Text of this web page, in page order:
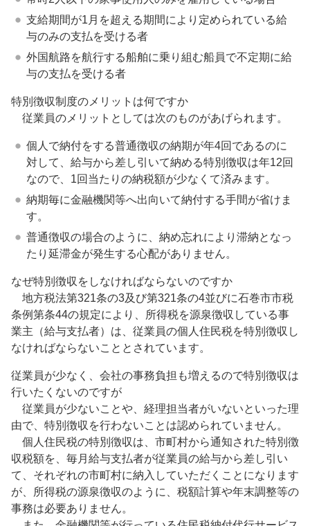
支給期間が1月を超える期間により定められている給
与のみの支払を受ける者
外国航路を航行する船舶に乗り組む船員で不定期に給
与の支払を受ける者
特別徴収制度のメリットは何ですか
従業員のメリットとしては次のものがあげられます。
個人で納付をする普通徴収の納期が年4回であるのに
対して、給与から差し引いて納める特別徴収は年12回
なので、1回当たりの納税額が少なくて済みます。
納期毎に金融機関等へ出向いて納付する手間が省けま
す。
普通徴収の場合のように、納め忘れにより滞納となっ
たり延滞金が発生する心配がありません。
なぜ特別徴収をしなければならないのですか
地方税法第321条の3及び第321条の4並びに石巻市市税
条例第条44の規定により、所得税を源泉徴収している事
業主（給与支払者）は、従業員の個人住民税を特別徴収し
なければならないこととされています。
従業員が少なく、会社の事務負担も増えるので特別徴収は
行いたくないのですが
従業員が少ないことや、経理担当者がいないといった理
由で、特別徴収を行わないことは認められていません。
個人住民税の特別徴収は、市町村から通知された特別徴
収税額を、毎月給与支払者が従業員の給与から差し引い
て、それぞれの市町村に納入していただくことになります
が、所得税の源泉徴収のように、税額計算や年末調整等の
事務は必要ありません。